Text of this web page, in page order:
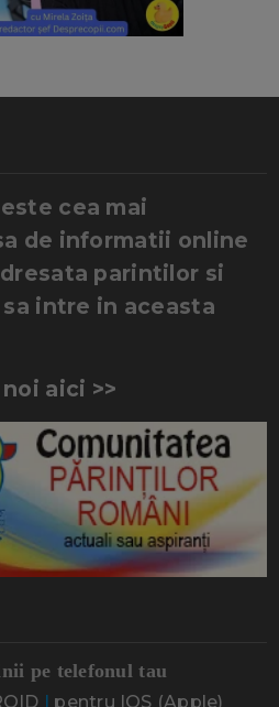
cea mai
de informatii online
parintilor si
intre in aceasta
aici >>
pe telefonul tau
pentru IOS (Apple)